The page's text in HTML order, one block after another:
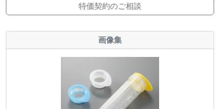
特価契約のご相談
画像集